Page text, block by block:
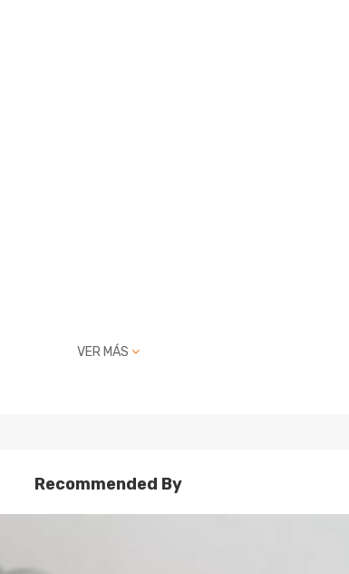
la distorsión del resorte es inferior al 0.04%.
el amortiguador y mantenerlo limpio.
VER MÁS
Recommended By